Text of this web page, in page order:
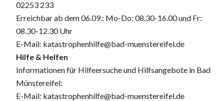
02253 233
Erreichbar ab dem 06.09.: Mo-Do: 08.30-16.00 und Fr:
08.30-12.30 Uhr
E-Mail: katastrophenhilfe@bad-muenstereifel.de
Hilfe & Helfen
Informationen für Hilfeersuche und Hilfsangebote in Bad
Münstereifel:
E-Mail: katastrophenhilfe@bad-muenstereifel.de